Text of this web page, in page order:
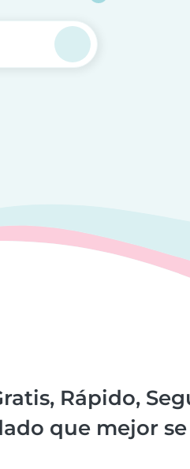
Rápido,
que mejor